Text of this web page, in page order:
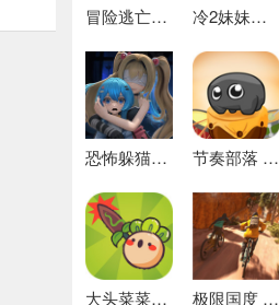
冒险逃亡之谜 推荐 冷2妹妹的记忆 热门下载
恐怖躲猫猫4 最新版 节奏部落 安卓版
大头菜菜历险记 好玩的 极限国度 最新版